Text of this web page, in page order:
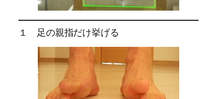
１ 足の親指だけ挙げる